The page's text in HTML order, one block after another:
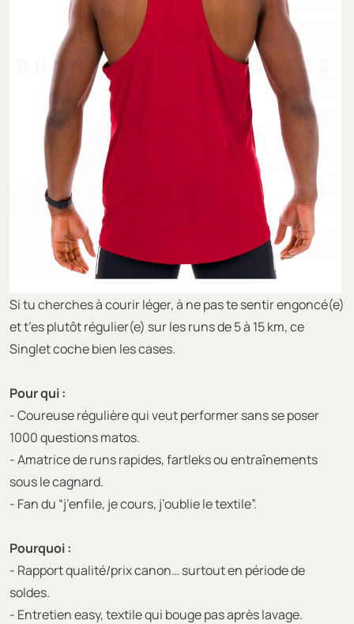
Si tu cherches à courir léger, à ne pas te sentir engoncé(e)
et t’es plutôt régulier(e) sur les runs de 5 à 15 km, ce
Singlet coche bien les cases.
Pour qui :
- Coureuse régulière qui veut performer sans se poser
1000 questions matos.
- Amatrice de runs rapides, fartleks ou entraînements
sous le cagnard.
- Fan du “j’enfile, je cours, j’oublie le textile”.
Pourquoi :
- Rapport qualité/prix canon… surtout en période de
soldes.
- Entretien easy, textile qui bouge pas après lavage.